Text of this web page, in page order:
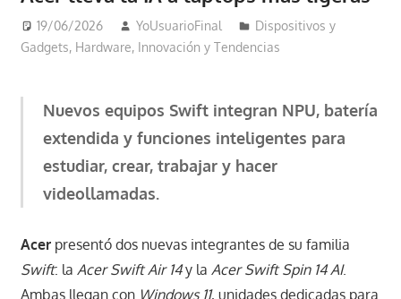
19/06/2026 YoUsuarioFinal
Dispositivos y
Gadgets, Hardware, Innovación y Tendencias
Nuevos equipos Swift integran NPU, batería
extendida y funciones inteligentes para
estudiar, crear, trabajar y hacer
videollamadas.
Acerpresentó dos nuevas integrantes de su familia
Swift: la Acer Swift Air 14y la Acer Swift Spin 14 AI.
Ambas llegan con Windows 11, unidades dedicadas para